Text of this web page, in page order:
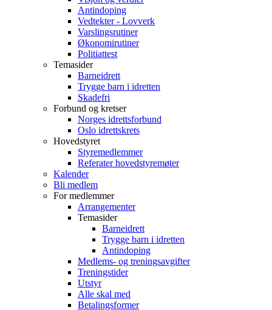
Antindoping
Vedtekter - Lovverk
Varslingsrutiner
Økonomirutiner
Politiattest
Temasider
Barneidrett
Trygge barn i idretten
Skadefri
Forbund og kretser
Norges idrettsforbund
Oslo idrettskrets
Hovedstyret
Styremedlemmer
Referater hovedstyremøter
Kalender
Bli medlem
For medlemmer
Arrangementer
Temasider
Barneidrett
Trygge barn i idretten
Antindoping
Medlems- og treningsavgifter
Treningstider
Utstyr
Alle skal med
Betalingsformer